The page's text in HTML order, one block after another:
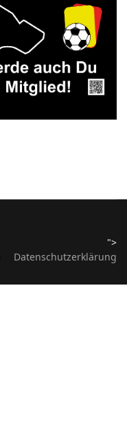
">
Datenschutzerklärung